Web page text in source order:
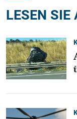
LESEN SIE